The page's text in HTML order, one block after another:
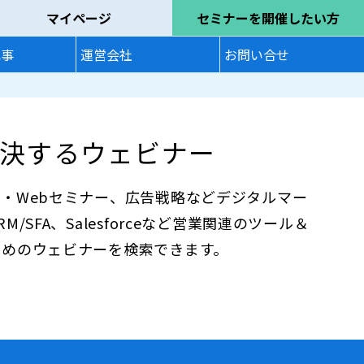
マイページ
セミナーを開催したい方
運営会社 お問い合せ
するウェビナー
Webセミナー、広告戦略などデジタルマー
SFA、Salesforceなど営業関連のツール＆
のウェビナーを検索できます。